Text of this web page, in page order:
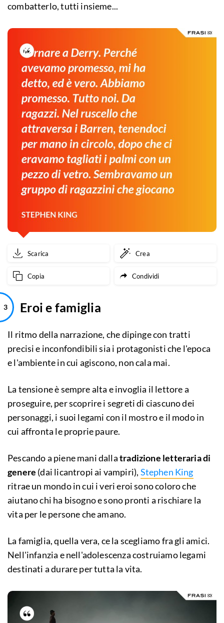
combatterlo, tutti insieme...
Scarica Crea
Copia Condividi
Eroi e famiglia
Il ritmo della narrazione, che dipinge con tratti
precisi e inconfondibili sia i protagonisti che l'epoca
e l'ambiente in cui agiscono, non cala mai.
La tensione è sempre alta e invoglia il lettore a
proseguire, per scoprire i segreti di ciascuno dei
personaggi, i suoi legami con il mostro e il modo in
cui affronta le proprie paure.
Pescando a piene mani dallatradizione letteraria di
genere (dai licantropi ai vampiri), Stephen King
ritrae un mondo in cui i veri eroi sono coloro che
aiutano chi ha bisogno e sono pronti a rischiare la
vita per le persone che amano.
La famiglia, quella vera, ce la scegliamo fra gli amici.
Nell'infanzia e nell'adolescenza costruiamo legami
destinati a durare per tutta la vita.